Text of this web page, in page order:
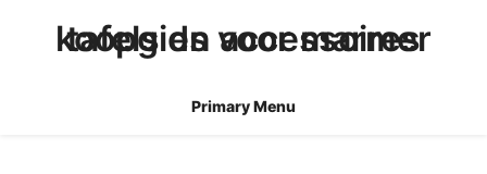
koopgids voor marmer tafels en accessoires
Primary Menu